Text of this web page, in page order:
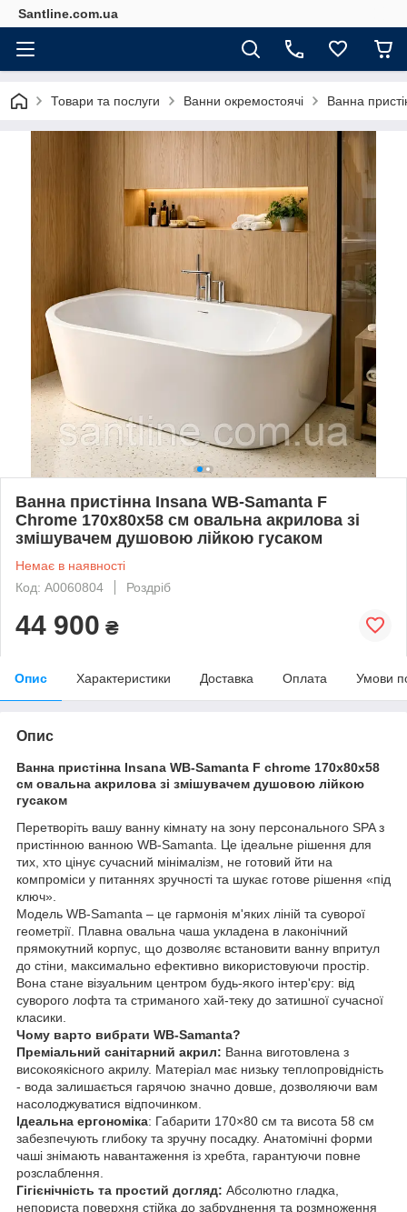
Santline.com.ua
Товари та послуги Ванни окремостоячі Ванна
Ванна пристінна Insana WB-Samanta F
Chrome 170х80х58 см овальна акрилова зі
змішувачем душовою лійкою гусаком
Немає в наявності
Код: А0060804
Роздріб
44 900 ₴
Опис Характеристики Доставка Оплата Умови
Опис
Ванна пристінна Insana WB-Samanta F chrome 170х80х58
см овальна акрилова зі змішувачем душовою лійкою
гусаком
Перетворіть вашу ванну кімнату на зону персонального SPA з
пристінною ванною WB-Samanta. Це ідеальне рішення для
тих, хто цінує сучасний мінімалізм, не готовий йти на
компроміси у питаннях зручності та шукає готове рішення «під
ключ».
Модель WB-Samanta – це гармонія м'яких ліній та суворої
геометрії. Плавна овальна чаша укладена в лаконічний
прямокутний корпус, що дозволяє встановити ванну впритул
до стіни, максимально ефективно використовуючи простір.
Вона стане візуальним центром будь-якого інтер'єру: від
суворого лофта та стриманого хай-теку до затишної сучасної
класики.
Чому варто вибрати WB-Samanta?
Преміальний санітарний акрил: Ванна виготовлена ​​з
високоякісного акрилу. Матеріал має низьку теплопровідність
- вода залишається гарячою значно довше, дозволяючи вам
насолоджуватися відпочинком.
Ідеальна ергономіка: Габарити 170×80 см та висота 58 см
забезпечують глибоку та зручну посадку. Анатомічні форми
чаші знімають навантаження із хребта, гарантуючи повне
розслаблення.
Гігієнічність та простий догляд: Абсолютно гладка,
непориста поверхня стійка до забруднення та розмноження